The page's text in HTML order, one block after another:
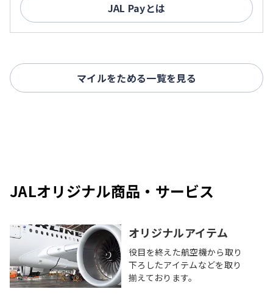
JAL Payとは
マイルをためる一覧を見る
JALオリジナル商品・サービス
オリジナルアイテム
役目を終えた航空機から取り
下ろしたアイテムなどを取り
揃えております。